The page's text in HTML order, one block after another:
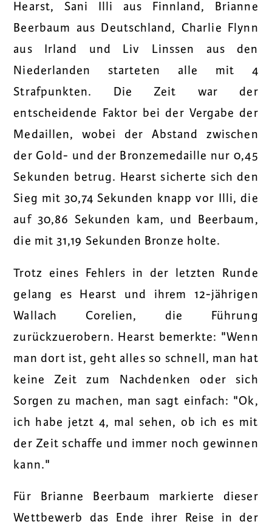
Hearst, Sani Illi aus Finnland, Brianne
Beerbaum aus Deutschland, Charlie Flynn
aus Irland und Liv Linssen aus den
Niederlanden starteten alle mit 4
Strafpunkten. Die Zeit war der
entscheidende Faktor bei der Vergabe der
Medaillen, wobei der Abstand zwischen
der Gold- und der Bronzemedaille nur 0,45
Sekunden betrug. Hearst sicherte sich den
Sieg mit 30,74 Sekunden knapp vor Illi, die
auf 30,86 Sekunden kam, und Beerbaum,
die mit 31,19 Sekunden Bronze holte.
Trotz eines Fehlers in der letzten Runde
gelang es Hearst und ihrem 12-jährigen
Wallach Corelien, die Führung
zurückzuerobern. Hearst bemerkte: "Wenn
man dort ist, geht alles so schnell, man hat
keine Zeit zum Nachdenken oder sich
Sorgen zu machen, man sagt einfach: "Ok,
ich habe jetzt 4, mal sehen, ob ich es mit
der Zeit schaffe und immer noch gewinnen
kann."
Für Brianne Beerbaum markierte dieser
Wettbewerb das Ende ihrer Reise in der